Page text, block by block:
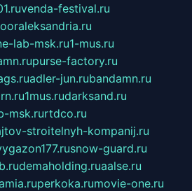
venda-festival.ru
lab-msk.ru1-mus.ru
purse-factory.ru
adler-jun.rubandamn.ru
1mus.rudarksand.ru
msk.rurtdco.ru
stroitelnyh-kompanij.ru
snow-guard.ru
demaholding.ruaalse.ru
perkoka.rumovie-one.ru